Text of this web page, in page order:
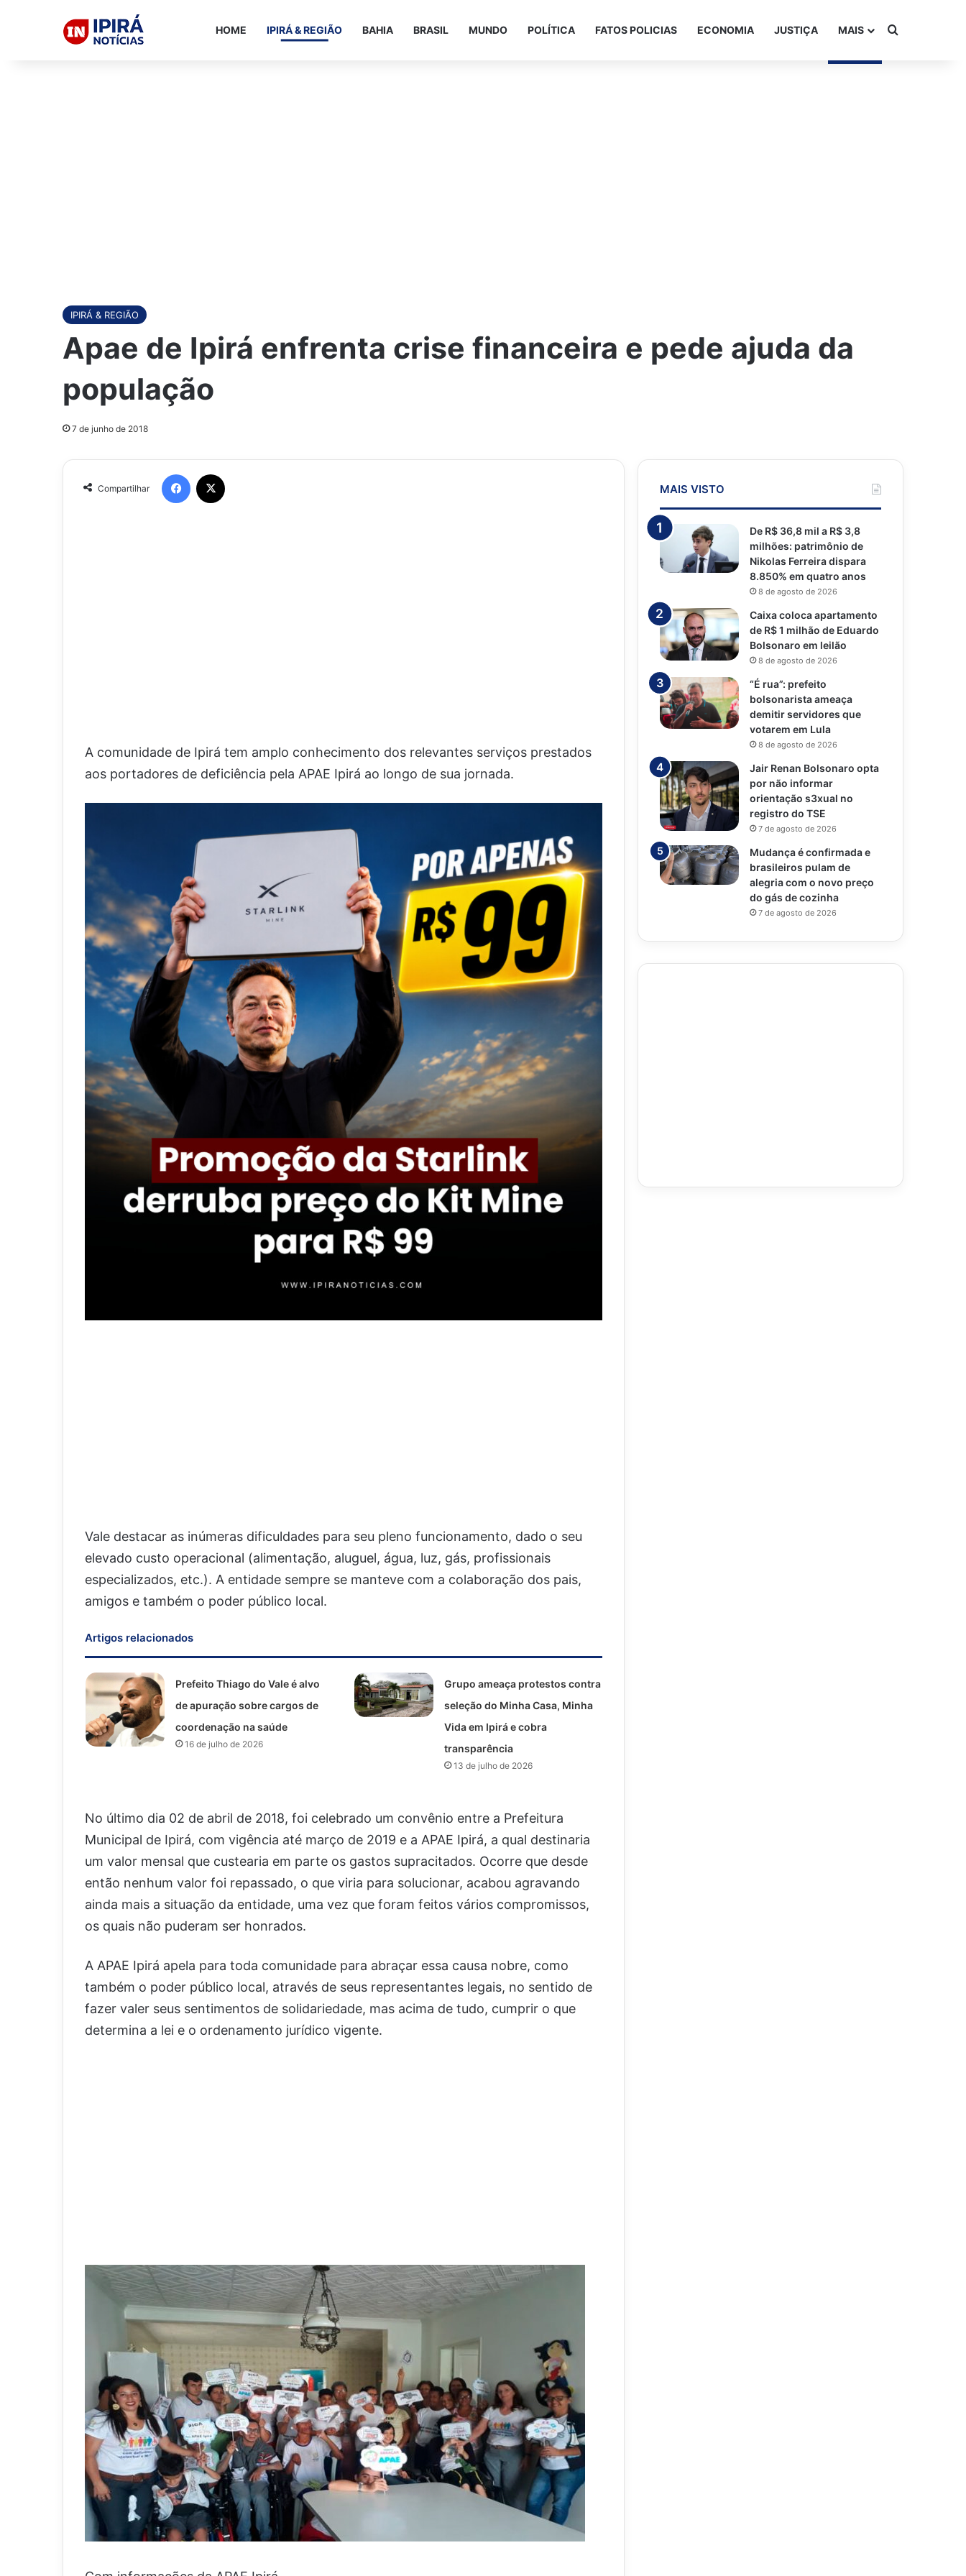
HOME IPIRÁ & REGIÃO BAHIA BRASIL MUNDO POLÍTICA FATOS POLICIAS ECONOMIA JUSTIÇA MAIS Procurar
IPIRÁ & REGIÃO
Apae de Ipirá enfrenta crise financeira e pede ajuda da
população
7 de junho de 2018
Compartilhar
A comunidade de Ipirá tem amplo conhecimento dos relevantes serviços prestados
aos portadores de deficiência pela APAE Ipirá ao longo de sua jornada.
Vale destacar as inúmeras dificuldades para seu pleno funcionamento, dado o seu
elevado custo operacional (alimentação, aluguel, água, luz, gás, profissionais
especializados, etc.). A entidade sempre se manteve com a colaboração dos pais,
amigos e também o poder público local.
Artigos relacionados
Prefeito Thiago do Vale é alvo
de apuração sobre cargos de
coordenação na saúde
16 de julho de 2026
Grupo ameaça protestos contra
seleção do Minha Casa, Minha
Vida em Ipirá e cobra
transparência
13 de julho de 2026
No último dia 02 de abril de 2018, foi celebrado um convênio entre a Prefeitura
Municipal de Ipirá, com vigência até março de 2019 e a APAE Ipirá, a qual destinaria
um valor mensal que custearia em parte os gastos supracitados. Ocorre que desde
então nenhum valor foi repassado, o que viria para solucionar, acabou agravando
ainda mais a situação da entidade, uma vez que foram feitos vários compromissos,
os quais não puderam ser honrados.
A APAE Ipirá apela para toda comunidade para abraçar essa causa nobre, como
também o poder público local, através de seus representantes legais, no sentido de
fazer valer seus sentimentos de solidariedade, mas acima de tudo, cumprir o que
determina a lei e o ordenamento jurídico vigente.
MAIS VISTO
De R$ 36,8 mil a R$ 3,8
milhões: patrimônio de
Nikolas Ferreira dispara
8.850% em quatro anos
8 de agosto de 2026
Caixa coloca apartamento
de R$ 1 milhão de Eduardo
Bolsonaro em leilão
8 de agosto de 2026
“É rua”: prefeito
bolsonarista ameaça
demitir servidores que
votarem em Lula
8 de agosto de 2026
Jair Renan Bolsonaro opta
por não informar
orientação s3xual no
registro do TSE
7 de agosto de 2026
Mudança é confirmada e
brasileiros pulam de
alegria com o novo preço
do gás de cozinha
7 de agosto de 2026